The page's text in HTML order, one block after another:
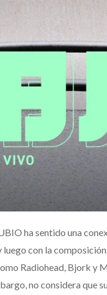
ha sentido una
con la
Radiohead, Bjork y
no considera que
2026: La
sonora
las
del Río y